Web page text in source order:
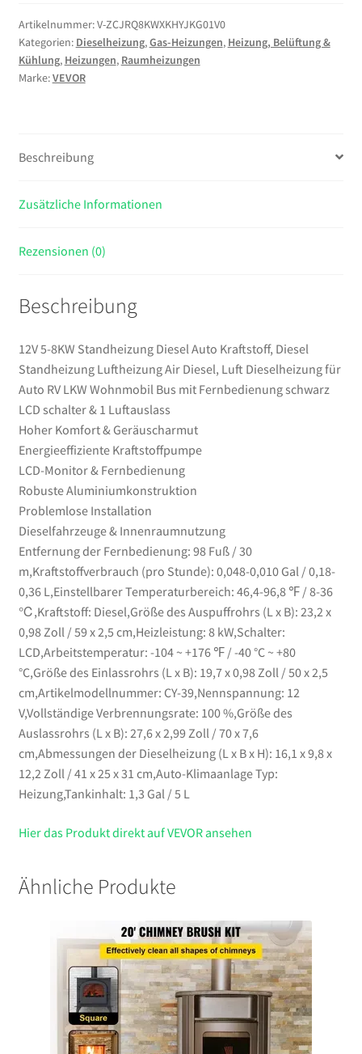
Standheizung
Diesel
Auto
Kraftstoff,
Air
Luft
für
LKW
Bus
mit
Fernbedienung
schwarz
LCD
schalter
&
1
Luftauslass
Menge
Artikelnummer:V-ZCJRQ8KWXKHYJKG01V0
Kategorien: Dieselheizung,Gas-Heizungen, Heizung, Belüftung &
Kühlung, Heizungen, Raumheizungen
Marke:VEVOR
Beschreibung
Zusätzliche Informationen
Rezensionen (0)
Beschreibung
12V 5-8KW Standheizung Diesel Auto Kraftstoff, Diesel
Standheizung Luftheizung Air Diesel, Luft Dieselheizung für
Auto RV LKW Wohnmobil Bus mit Fernbedienung schwarz
LCD schalter & 1 Luftauslass
Hoher Komfort & Geräuscharmut
Energieeffiziente Kraftstoffpumpe
LCD-Monitor & Fernbedienung
Robuste Aluminiumkonstruktion
Problemlose Installation
Dieselfahrzeuge & Innenraumnutzung
Entfernung der Fernbedienung: 98 Fuß / 30
m,Kraftstoffverbrauch (pro Stunde): 0,048-0,010 Gal / 0,18-
0,36 L,Einstellbarer Temperaturbereich: 46,4-96,8 ℉ / 8-36
℃,Kraftstoff: Diesel,Größe des Auspuffrohrs (L x B): 23,2 x
0,98 Zoll / 59 x 2,5 cm,Heizleistung: 8 kW,Schalter:
LCD,Arbeitstemperatur: -104 ~ +176 ℉ / -40 °C ~ +80
°C,Größe des Einlassrohrs (L x B): 19,7 x 0,98 Zoll / 50 x 2,5
cm,Artikelmodellnummer: CY-39,Nennspannung: 12
V,Vollständige Verbrennungsrate: 100 %,Größe des
Auslassrohrs (L x B): 27,6 x 2,99 Zoll / 70 x 7,6
cm,Abmessungen der Dieselheizung (L x B x H): 16,1 x 9,8 x
12,2 Zoll / 41 x 25 x 31 cm,Auto-Klimaanlage Typ:
Heizung,Tankinhalt: 1,3 Gal / 5 L
Hier das Produkt direkt auf VEVOR ansehen
Ähnliche Produkte